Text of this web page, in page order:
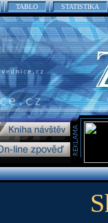
TABLO STATISTIKA